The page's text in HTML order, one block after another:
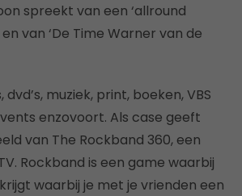
spreekt van een ‘allround
van ‘De Time Warner van de
muziek, print, boeken, VBS
enzovoort. Als case geeft
van The Rockband 360, een
Rockband is een game waarbij
waarbij je met je vrienden een